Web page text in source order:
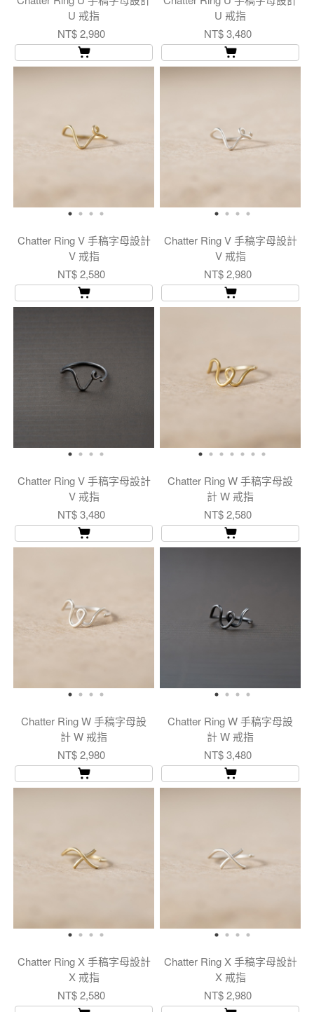
U 戒指
NT$ 2,980
U 戒指
NT$ 3,480
Chatter Ring V 手稿字母設計
V 戒指
NT$ 2,580
Chatter Ring V 手稿字母設計
V 戒指
NT$ 2,980
Chatter Ring V 手稿字母設計
V 戒指
NT$ 3,480
Chatter Ring W 手稿字母設
計 W 戒指
NT$ 2,580
Chatter Ring W 手稿字母設
計 W 戒指
NT$ 2,980
Chatter Ring W 手稿字母設
計 W 戒指
NT$ 3,480
Chatter Ring X 手稿字母設計
X 戒指
NT$ 2,580
Chatter Ring X 手稿字母設計
X 戒指
NT$ 2,980